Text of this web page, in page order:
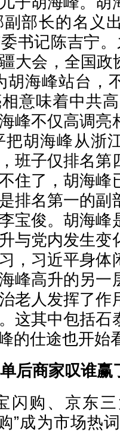
部长的名义
书记陈吉宁
大会，全国政
胡海峰站台，
意味着中共
峰不仅高调亮
把胡海峰从浙
班子仅排名第
住了，胡海峰
排名第一的副
宝俊。胡海峰
与党内发生变
，习近平身体
峰高升的另一
老人发挥了作
这其中包括石
的仕途也开始
后商家叹谁赢
闪购、京东
”成为市场热